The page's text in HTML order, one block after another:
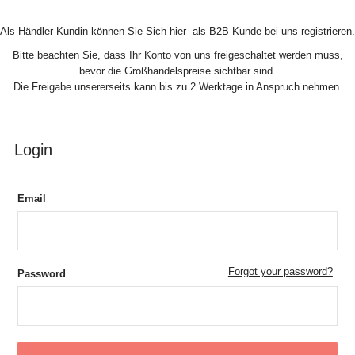
Als Händler-Kundin können Sie Sich hier als B2B Kunde bei uns registrieren.
Bitte beachten Sie, dass Ihr Konto von uns freigeschaltet werden muss,
bevor die Großhandelspreise sichtbar sind.
Die Freigabe unsererseits kann bis zu 2 Werktage in Anspruch nehmen.
Login
Email
Password Forgot your password?